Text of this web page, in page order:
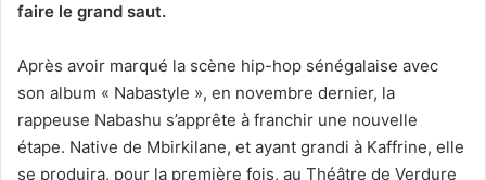
faire le grand saut.
Après avoir marqué la scène hip-hop sénégalaise avec
son album « Nabastyle », en novembre dernier, la
rappeuse Nabashu s’apprête à franchir une nouvelle
étape. Native de Mbirkilane, et ayant grandi à Kaffrine, elle
se produira, pour la première fois, au Théâtre de Verdure